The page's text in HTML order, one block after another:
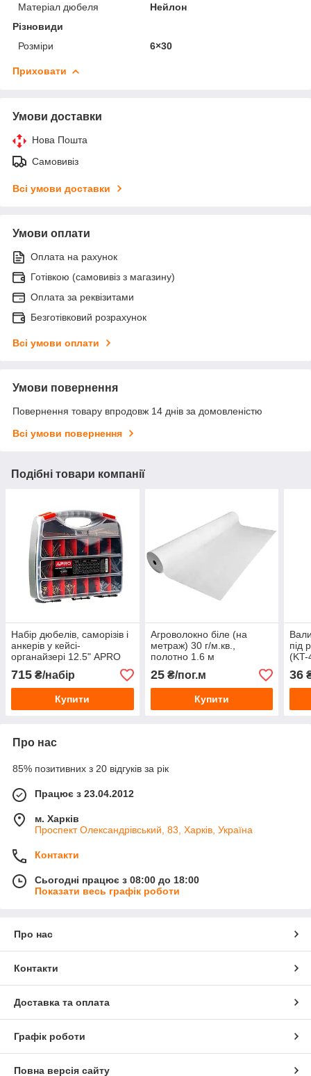
Матеріал дюбеля
Нейлон
Різновиди
Розміри
6×30
Приховати
Умови доставки
Нова Пошта
Самовивіз
Всі умови доставки
Умови оплати
Оплата на рахунок
Готівкою (самовивіз з магазину)
Оплата за реквізитами
Безготівковий розрахунок
Всі умови оплати
Умови повернення
Повернення товару впродовж 14 днів за домовленістю
Всі умови повернення
Подібні товари компанії
Набір дюбелів, саморізів і
анкерів у кейсі-
органайзері 12.5" APRO
87707 (K3.5TO6-125) 3.5-
6 мм, М6-М8
715 ₴/набір
Купити
Агроволокно біле (на
метраж) 30 г/м.кв.,
полотно 1.6 м
25₴/пог.м
Купити
під
36
Про нас
85% позитивних з 20 відгуків за рік
Працює з 23.04.2012
м. Харків
Проспект Олександрівський, 83, Харків, Україна
Контакти
Сьогодні працює з 08:00 до 18:00
Показати весь графік роботи
Про нас
Контакти
Доставка та оплата
Графік роботи
Повна версія сайту